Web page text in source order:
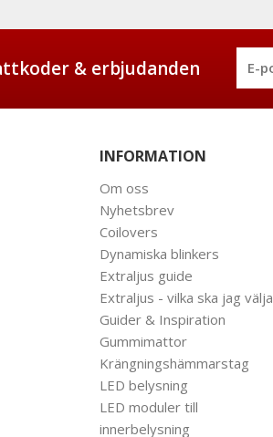
& erbjudanden
INFORMATION
Om oss
Nyhetsbrev
Coilovers
Dynamiska blinkers
Extraljus guide
Extraljus - vilka ska jag välja
Guider & Inspiration
Gummimattor
Krängningshämmarstag
LED belysning
LED moduler till
innerbelysning